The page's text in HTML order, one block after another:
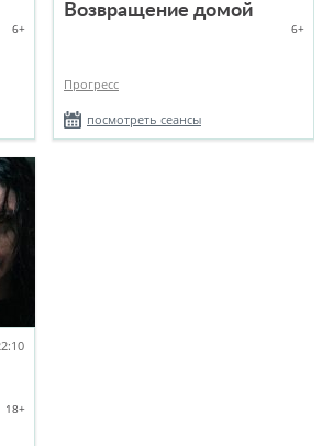
6+
Возвращение домой
6+
Прогресс
посмотреть сеансы
18+